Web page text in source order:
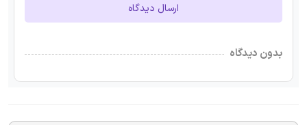
ارسال دیدگاه
بدون دیدگاه